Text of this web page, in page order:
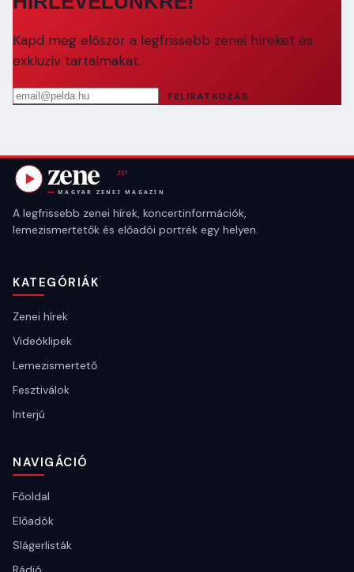
Kapd meg először a legfrissebb zenei híreket és
exkluzív tartalmakat.
Email cím
FELIRATKOZÁS
A legfrissebb zenei hírek, koncertinformációk,
lemezismertetők és előadói portrék egy helyen.
KATEGÓRIÁK
Zenei hírek
Videóklipek
Lemezismertető
Fesztiválok
Interjú
NAVIGÁCIÓ
Főoldal
Előadók
Slágerlisták